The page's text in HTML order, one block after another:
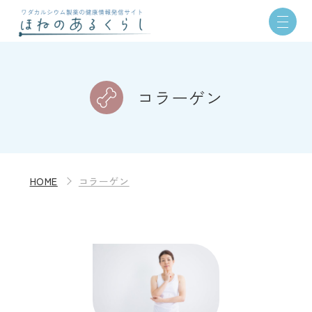
コラーゲン
HOME コラーゲン